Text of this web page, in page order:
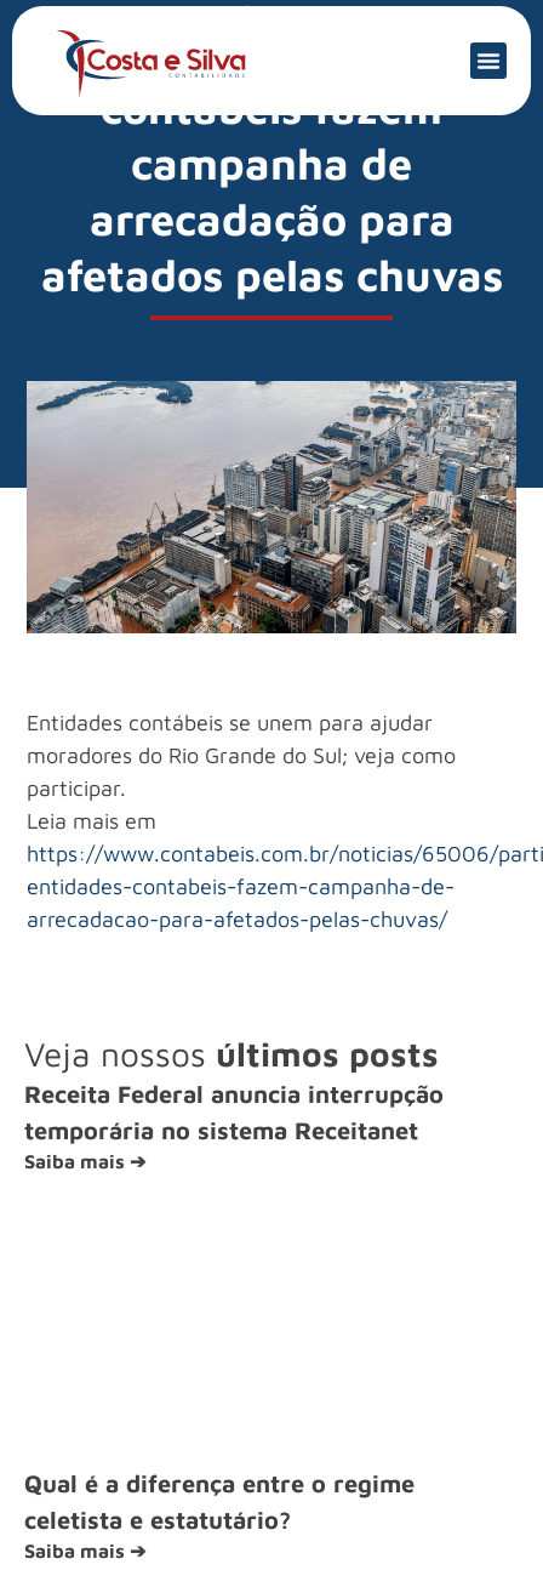
Mercado Financeiro
Participe: entidades
contábeis fazem
campanha de
arrecadação para
afetados pelas chuvas
Entidades contábeis se unem para ajudar
moradores do Rio Grande do Sul; veja como
participar.
Leia mais em
https://www.contabeis.com.br/noticias/65006/
entidades-contabeis-fazem-campanha-de-
arrecadacao-para-afetados-pelas-chuvas/
Veja nossos últimos posts
Receita Federal anuncia interrupção
temporária no sistema Receitanet
Saiba mais ➔
Qual é a diferença entre o regime
celetista e estatutário?
Saiba mais ➔